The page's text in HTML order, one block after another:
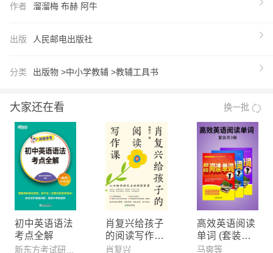
文导师团300位名师眼中的满分作文 写人、记事、写
类满分作文集结展示 一书在手，对无话可写Say N
蓝...... 作文导师团众多名师集结智慧 揭秘每篇作文
的趣味练习题 一书在手，考试提分不愁！ 1.这是一
本优 秀范文集。 作文导师团学员的优 秀范文合集，
包含写人、叙事、写景、状物、想象等小学生写作的
常见题材 2.这也是一本作文指导集。 作文导师团名
师深浅出的技法评，简单有趣的技法练习，300位老
师的集体智慧，作文技法首次集结出版。 3.这是一本
简单实用的同步作文指导集。 小学生会涉及的绝大
多数写作题目分年级呈现，定位更精准，内容更落
作者 溜溜梅 布赫 阿牛
出版 人民邮电出版社
分类 出版物 >中小学教辅 >教辅工具书
大家还在看 换一批
初中英语语法
考点全解
新东方考试研究中心
肖复兴给孩子
的阅读写作课
(全四册)【117
肖复兴
高效英语阅读
单词 (套装共3
本)
马爽等